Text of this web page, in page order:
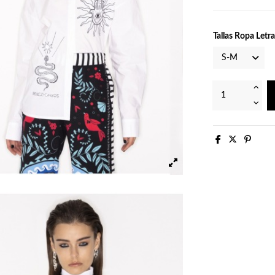
Tallas Ropa